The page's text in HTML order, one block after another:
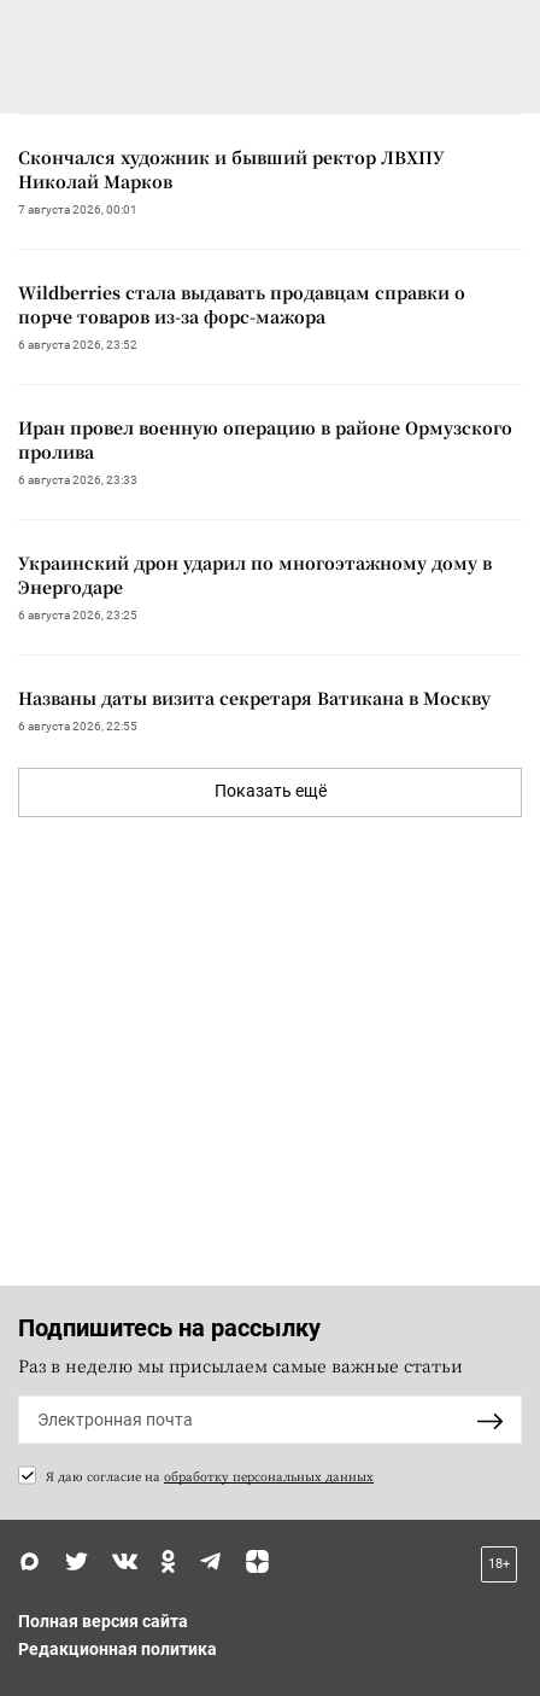
Скончался художник и бывший ректор ЛВХПУ
Николай Марков
7 августа 2026, 00:01
Wildberries стала выдавать продавцам справки о
порче товаров из-за форс-мажора
6 августа 2026, 23:52
Иран провел военную операцию в районе Ормузского
пролива
6 августа 2026, 23:33
Украинский дрон ударил по многоэтажному дому в
Энергодаре
6 августа 2026, 23:25
Названы даты визита секретаря Ватикана в Москву
6 августа 2026, 22:55
Показать ещё
Подпишитесь на рассылку
Раз в неделю мы присылаем самые важные статьи
Я даю согласие на обработку персональных данных
18+
Полная версия сайта
Редакционная политика